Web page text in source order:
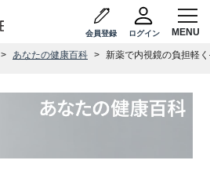
会員登録 ログイン
あなたの健康百科 新薬で内視鏡の負担軽